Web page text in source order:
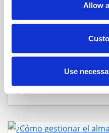
Allow
Use
Infografía: ¿Cómo se
oficinas y el planeta
Blog | 1 min read